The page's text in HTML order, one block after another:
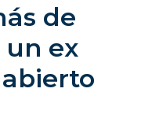
de
un ex